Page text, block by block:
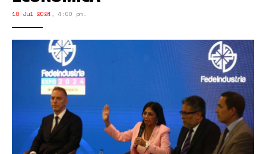
18 Jul 2024 , 4:00 pm.